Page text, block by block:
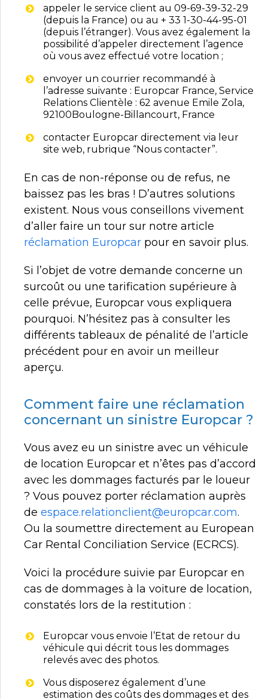
appeler le service client au 09-69-39-32-29
(depuis la France) ou au + 33 1-30-44-95-01
(depuis l’étranger). Vous avez également la
possibilité d’appeler directement l’agence
où vous avez effectué votre location ;
envoyer un courrier recommandé à
l’adresse suivante : Europcar France, Service
Relations Clientèle : 62 avenue Emile Zola,
92100Boulogne-Billancourt, France
contacter Europcar directement via leur
site web, rubrique “Nous contacter”.
En cas de non-réponse ou de refus, ne
baissez pas les bras ! D’autres solutions
existent. Nous vous conseillons vivement
d’aller faire un tour sur notre article
réclamation Europcar pour en savoir plus.
Si l’objet de votre demande concerne un
surcoût ou une tarification supérieure à
celle prévue, Europcar vous expliquera
pourquoi. N’hésitez pas à consulter les
différents tableaux de pénalité de l’article
précédent pour en avoir un meilleur
aperçu.
Comment faire une réclamation
concernant un sinistre Europcar ?
Vous avez eu un sinistre avec un véhicule
de location Europcar et n’êtes pas d’accord
avec les dommages facturés par le loueur
? Vous pouvez porter réclamation auprès
de espace.relationclient@europcar.com.
Ou la soumettre directement au European
Car Rental Conciliation Service (ECRCS).
Voici la procédure suivie par Europcar en
cas de dommages à la voiture de location,
constatés lors de la restitution :
Europcar vous envoie l’Etat de retour du
véhicule qui décrit tous les dommages
relevés avec des photos.
Vous disposerez également d’une
estimation des coûts des dommages et des